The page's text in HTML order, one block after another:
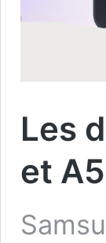
Les
et